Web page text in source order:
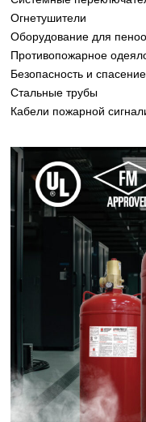
Огнетушители
Оборудование для
Противопожарное
Безопасность и спасение
Стальные трубы
Кабели пожарной